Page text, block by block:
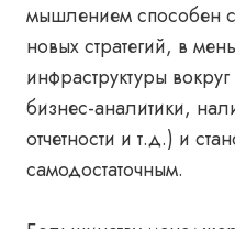
мышлением способен
новых стратегий, в
инфраструктуры
бизнес-аналитики,
отчетности и т.д.) и
самодостаточным.